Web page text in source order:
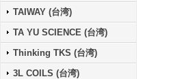
TAIWAY (台湾)
TA YU SCIENCE (台湾)
Thinking TKS (台湾)
3L COILS (台湾)